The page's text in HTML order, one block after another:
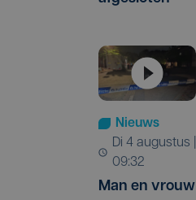
Nieuws
di 4 augustus |
09:32
Man en vrouw